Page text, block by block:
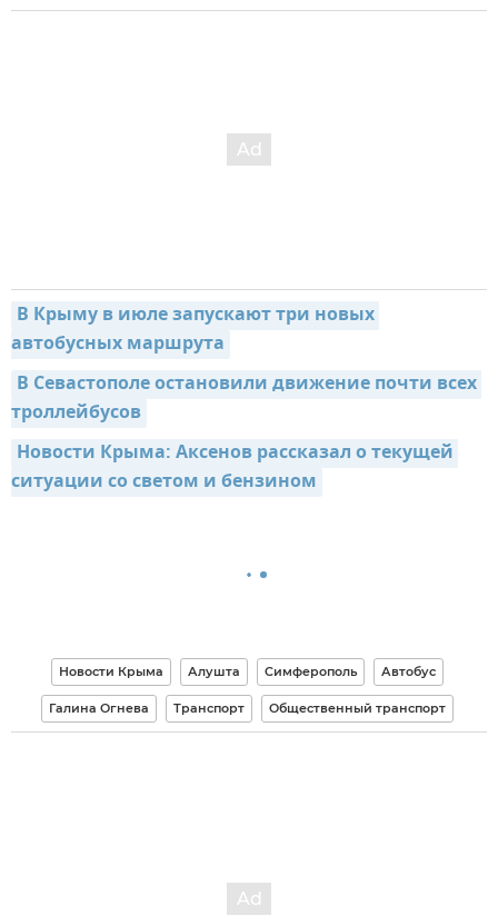
В Крыму в июле запускают три новых
автобусных маршрута
В Севастополе остановили движение почти всех
троллейбусов
Новости Крыма: Аксенов рассказал о текущей
ситуации со светом и бензином
Новости Крыма Алушта Симферополь Автобус
Галина Огнева Транспорт Общественный транспорт